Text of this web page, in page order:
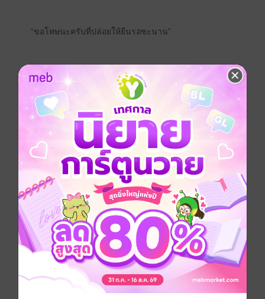
“ขอโทษนะครับที่ปล่อยให้ยืนรอซะนาน”
ลืมคำพูดที่แขกล่าวหาไปข้างต้นให้หมด นอกจากจะรวย
เสียงหล่อด้วยแล้ว สุดท้าย...เจ้าของห้องแม่งโคตรหล่อเลย
ตอนแรกฮีแกก็ชวนดูเมะดี ๆ แหละไป ๆ มา ๆ ไหงมาดู
‘พอร์น (Porn) ’ กันได้ไงวะถามจริง?
----------
นิยายเรื่องนี้เป็นแนว PWP (porn with plot) โปรดใช้วิจา
รณยานในการอ่านนะคะ รับประกันความ Hot และแส่
บบบบ!
Boy love / Yaoi โรแมนติก ความรัก
ประเภทไฟล์ pdf, epub(สารบัญ)
วันที่วางขาย 30 กรกฎาคม 2565